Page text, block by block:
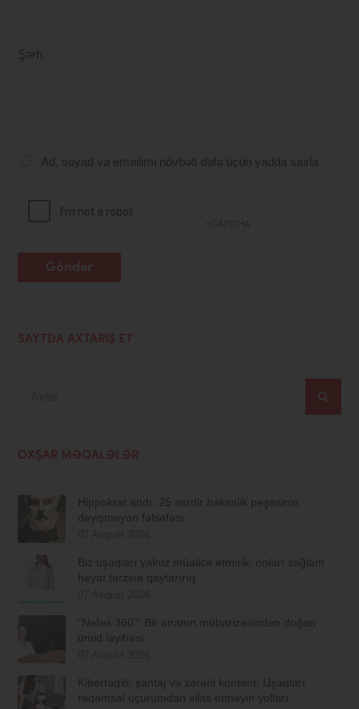
SAYTDA AXTARIŞ ET
OXŞAR MƏQALƏLƏR
Hippokrat andı: 25 əsrdir həkimlik peşəsinin
dəyişməyən fəlsəfəsi
Biz uşaqları yalnız müalicə etmirik, onları sağlam
həyat tərzinə qaytarırıq
“Nəfəs 360”: Bir ananın mübarizəsindən doğan
ümid layihəsi
Kibertəqib, şantaj və zərərli kontent: Uşaqları
rəqəmsal uçurumdan xilas etməyin yolları
Şərh
Ad, soyad və emailimi növbəti dəfə üçün yadda saxla
Göndər